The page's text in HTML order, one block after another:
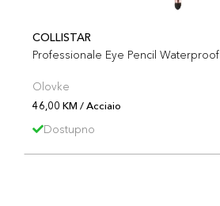
COLLISTAR
Professionale Eye Pencil Waterproof
Olovke
46,00 KM / Acciaio
Dostupno